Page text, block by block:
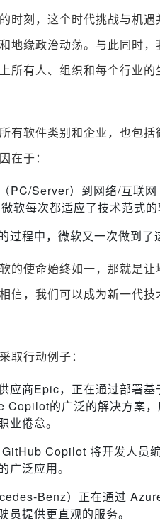
时刻，这个时代挑战与机
地缘政治动荡。与此同时
所有人、组织和每个行业
有软件类别和企业，也包
在于：
PC/Server）到网络/互联
软每次都适应了技术范式的
过程中，微软又一次做到了
的使命始终如一，那就是
信，我们可以成为新一代
取行动例子：
应商Epic，正在通过部署
的广泛的解决方案
倦怠。
Copilot 将开发人员
广泛应用。
Benz）正在通过
员提供更直观的服务。